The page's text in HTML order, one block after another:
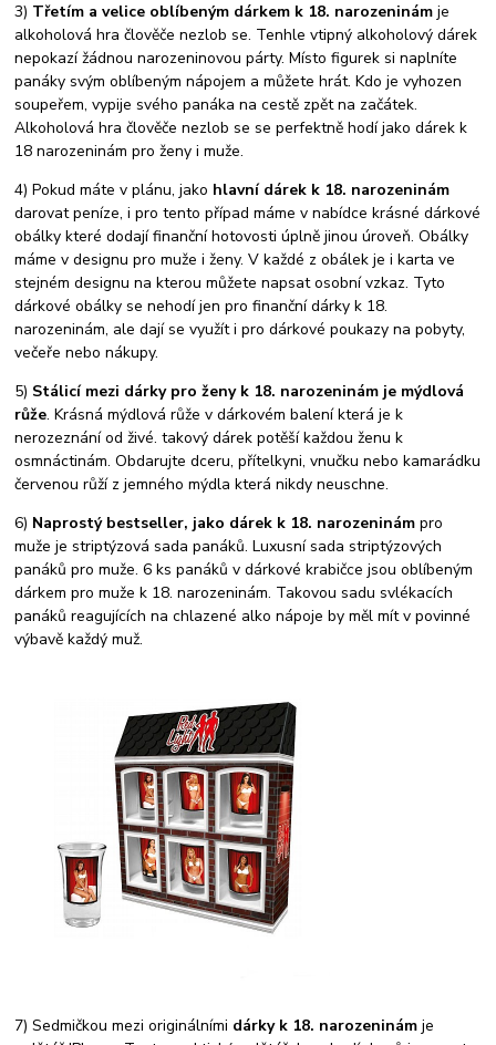
3) Třetím a velice oblíbeným dárkem k 18. narozeninám je
alkoholová hra člověče nezlob se. Tenhle vtipný alkoholový dárek
nepokazí žádnou narozeninovou párty. Místo figurek si naplníte
panáky svým oblíbeným nápojem a můžete hrát. Kdo je vyhozen
soupeřem, vypije svého panáka na cestě zpět na začátek.
Alkoholová hra člověče nezlob se se perfektně hodí jako dárek k
18 narozeninám pro ženy i muže.
4) Pokud máte v plánu, jako hlavní dárek k 18. narozeninám
darovat peníze, i pro tento případ máme v nabídce krásné dárkové
obálky které dodají finanční hotovosti úplně jinou úroveň. Obálky
máme v designu pro muže i ženy. V každé z obálek je i karta ve
stejném designu na kterou můžete napsat osobní vzkaz. Tyto
dárkové obálky se nehodí jen pro finanční dárky k 18.
narozeninám, ale dají se využít i pro dárkové poukazy na pobyty,
večeře nebo nákupy.
5) Stálicí mezi dárky pro ženy k 18. narozeninám je mýdlová
růže. Krásná mýdlová růže v dárkovém balení která je k
nerozeznání od živé. takový dárek potěší každou ženu k
osmnáctinám. Obdarujte dceru, přítelkyni, vnučku nebo kamarádku
červenou růží z jemného mýdla která nikdy neuschne.
6) Naprostý bestseller, jako dárek k 18. narozeninám pro
muže je striptýzová sada panáků. Luxusní sada striptýzových
panáků pro muže. 6 ks panáků v dárkové krabičce jsou oblíbeným
dárkem pro muže k 18. narozeninám. Takovou sadu svlékacích
panáků reagujících na chlazené alko nápoje by měl mít v povinné
výbavě každý muž.
7) Sedmičkou mezi originálními dárky k 18. narozeninám je